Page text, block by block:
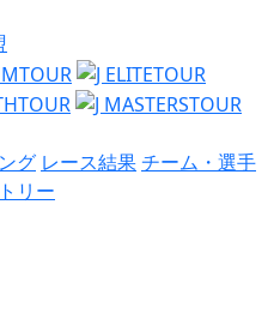
グ レース結果チーム・選手
リー